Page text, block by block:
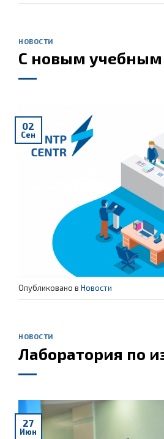
НОВОСТИ
С новым учебным
02
Сен
Опубликовано в Новости
НОВОСТИ
Лаборатория по
27
Июн